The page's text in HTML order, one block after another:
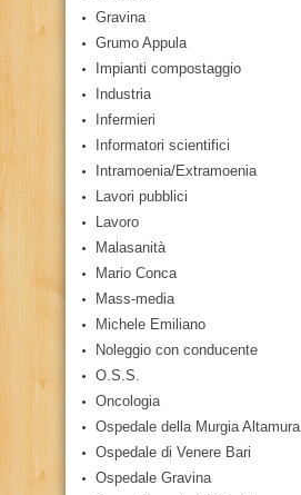
Gravina
Grumo Appula
Impianti compostaggio
Industria
Infermieri
Informatori scientifici
Intramoenia/Extramoenia
Lavori pubblici
Lavoro
Malasanità
Mario Conca
Mass-media
Michele Emiliano
Noleggio con conducente
O.S.S.
Oncologia
Ospedale della Murgia Altamura
Ospedale di Venere Bari
Ospedale Gravina